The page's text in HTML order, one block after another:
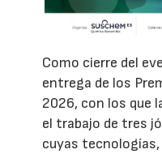
Como cierre del
entrega de los
2026, con los que
el trabajo de tres
cuyas